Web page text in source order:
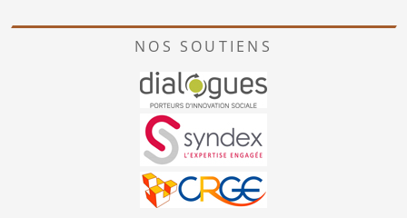
NOS SOUTIENS